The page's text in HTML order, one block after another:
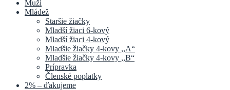
Muži
Mládež
Staršie žiačky
Mladší žiaci 6-kový
Mladší žiaci 4-kový
Mladšie žiačky 4-kovy ,,A“
Mladšie žiačky 4-kovy ,,B“
Prípravka
Členské poplatky
2% – ďakujeme